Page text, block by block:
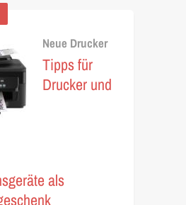
Neue Drucker
Tipps für
Drucker und
als